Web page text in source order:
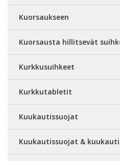
Kuorsaukseen
Kuorsausta hillitsevät
Kurkkusuihkeet
Kurkkutabletit
Kuukautissuojat
Kuukautissuojat &